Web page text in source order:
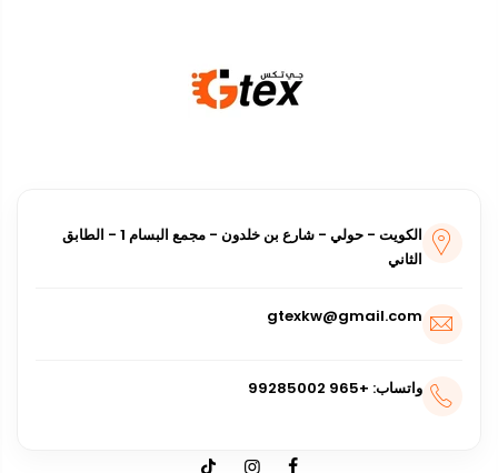
الكويت - حولي - شارع بن خلدون - مجمع البسام 1 - الطابق
الثاني
gtexkw@gmail.com
واتساب: +965 99285002